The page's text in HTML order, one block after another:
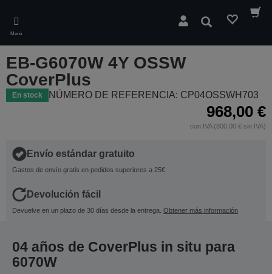
main
content
Menú
Buscar
EB-G6070W 4Y OSSW
CoverPlus
En stock NÚMERO DE REFERENCIA: CP04OSSWH703
968,00 €
con IVA (800,00 € sin IVA)
Envío estándar gratuito
Gastos de envío gratis en pedidos superiores a 25€
Devolución fácil
Devuelve en un plazo de 30 días desde la entrega. Obtener más información
04 años de CoverPlus in situ para
6070W